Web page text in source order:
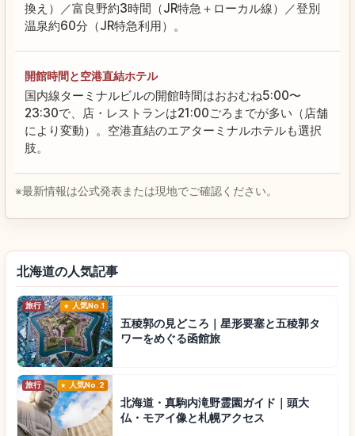
換え）／富良野約3時間（JR特急＋ローカル線）／登別
温泉約60分（JR特急利用）。
開館時間と空港直結ホテル
国内線ターミナルビルの開館時間はおおむね5:00〜
23:30で、店・レストランは21:00ごろまでが多い（店舗
により変動）。空港直結のエアターミナルホテルも選択
肢。
※最新情報は公式発表または現地でご確認ください。
北海道の人気記事
旅行 人気No.1
五稜郭の見どころ｜星形要塞と五稜郭タ
ワーをめぐる函館旅
旅行 人気No.2
北海道・真駒内滝野霊園ガイド｜頭大
仏・モアイ像と札幌アクセス